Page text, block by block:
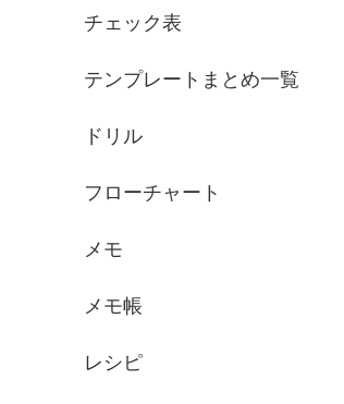
チェック表
テンプレートまとめ一覧
ドリル
フローチャート
メモ
メモ帳
レシピ